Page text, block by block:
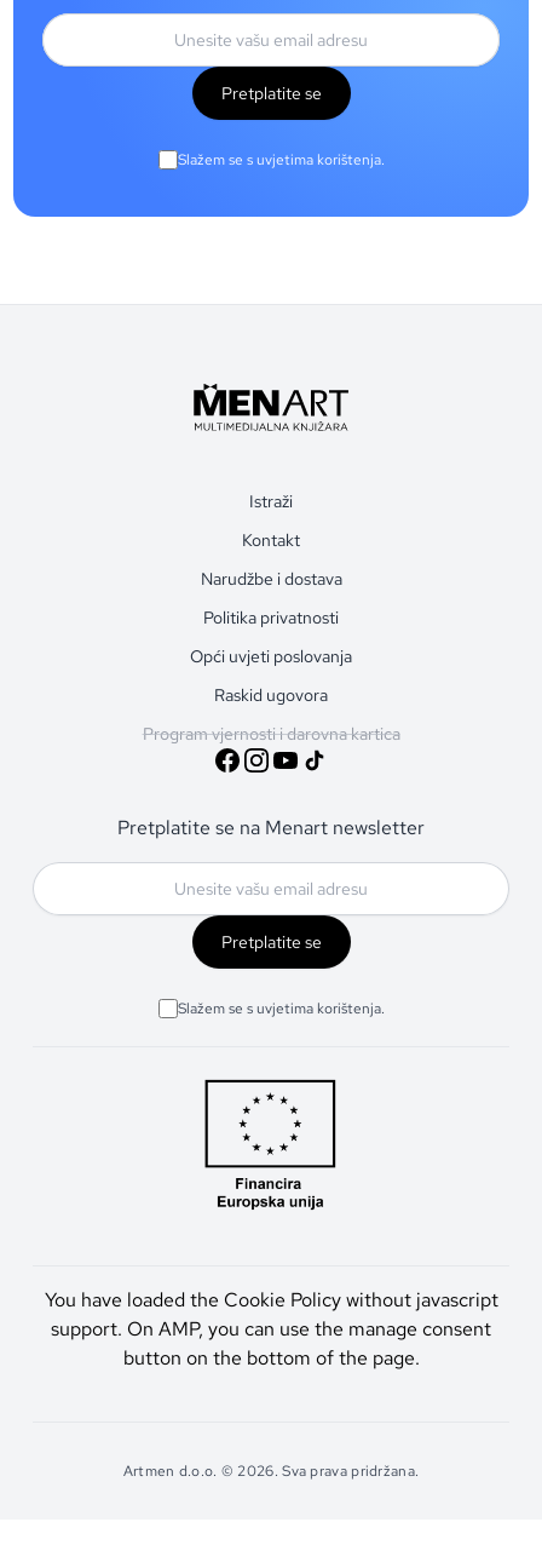
Pretplatite se
Slažem se s uvjetima korištenja.
Istraži
Kontakt
Narudžbe i dostava
Politika privatnosti
Opći uvjeti poslovanja
Raskid ugovora
Program vjernosti i darovna kartica
Pretplatite se na Menart newsletter
Pretplatite se
Slažem se s uvjetima korištenja.
You have loaded the Cookie Policy without javascript
support. On AMP, you can use the manage consent
button on the bottom of the page.
Artmen d.o.o. © 2026. Sva prava pridržana.